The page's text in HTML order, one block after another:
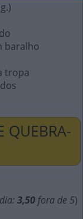
baralho
tropa
QUEBRA-
3,50 fora de 5)